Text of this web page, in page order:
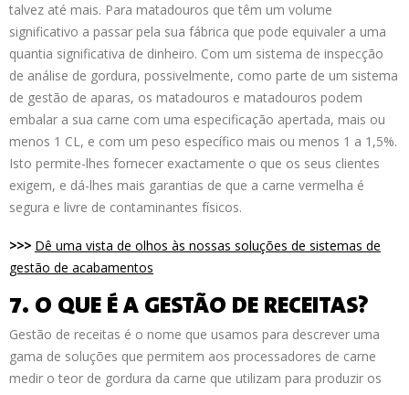
talvez até mais. Para matadouros que têm um volume
significativo a passar pela sua fábrica que pode equivaler a uma
quantia significativa de dinheiro. Com um sistema de inspecção
de análise de gordura, possivelmente, como parte de um sistema
de gestão de aparas, os matadouros e matadouros podem
embalar a sua carne com uma especificação apertada, mais ou
menos 1 CL, e com um peso específico mais ou menos 1 a 1,5%.
Isto permite-lhes fornecer exactamente o que os seus clientes
exigem, e dá-lhes mais garantias de que a carne vermelha é
segura e livre de contaminantes físicos.
>>> Dê uma vista de olhos às nossas soluções de sistemas de
gestão de acabamentos
7. O QUE É A GESTÃO DE RECEITAS?
Gestão de receitas é o nome que usamos para descrever uma
gama de soluções que permitem aos processadores de carne
medir o teor de gordura da carne que utilizam para produzir os